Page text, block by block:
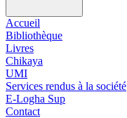
Accueil
Bibliothèque
Livres
Chikaya
UMI
Services rendus à la société
E-Logha Sup
Contact